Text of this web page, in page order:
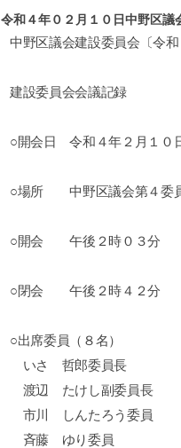
令和４年０２月１０日中野区
中野区議会建設委員会〔令
建設委員会会議記録
○開会日 令和４年２月１０
○場所 中野区議会第４委
○開会 午後２時０３分
○閉会 午後２時４２分
○出席委員（８名）
いさ 哲郎委員長
渡辺 たけし副委員長
市川 しんたろう委員
斉藤 ゆり委員